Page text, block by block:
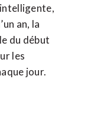
an, la
du début
les
jour.